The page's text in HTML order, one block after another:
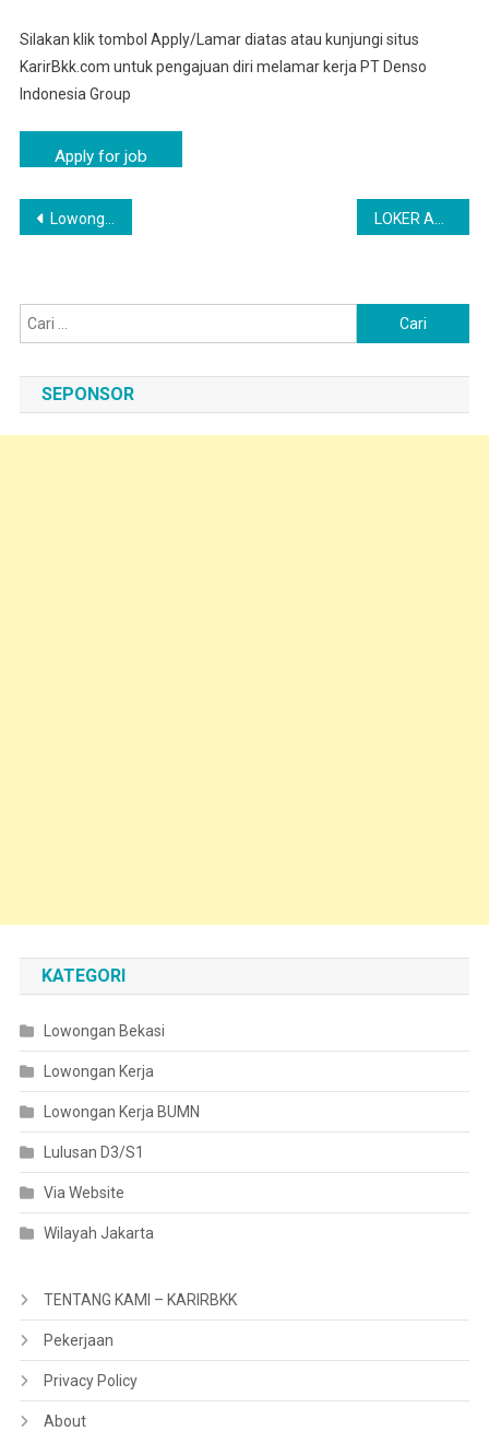
Silakan klik tombol Apply/Lamar diatas atau kunjungi situs
KarirBkk.com untuk pengajuan diri melamar kerja PT Denso
Indonesia Group
Navigasi
Lowongan Kerja PT Denso Indonesia Cileungsi
untuk:
SEPONSOR
KATEGORI
Lowongan Bekasi
Lowongan Kerja
Lowongan Kerja BUMN
Lulusan D3/S1
Via Website
Wilayah Jakarta
TENTANG KAMI – KARIRBKK
Pekerjaan
Privacy Policy
About